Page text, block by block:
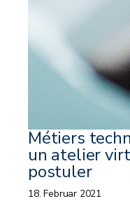
Métiers
un atelier
postuler
18. Februar 2021